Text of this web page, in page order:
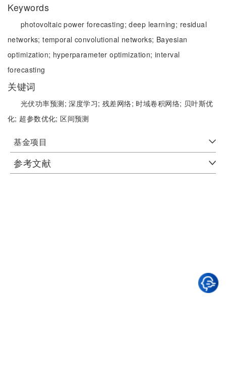
Keywords
photovoltaic power forecasting;deep learning; residual
networks;temporal convolutional networks; Bayesian
optimization; hyperparameter optimization;interval
forecasting
关键词
光伏功率预测;深度学习; 残差网络; 时域卷积网络; 贝叶斯优
化; 超参数优化; 区间预测
基金项目
参考文献